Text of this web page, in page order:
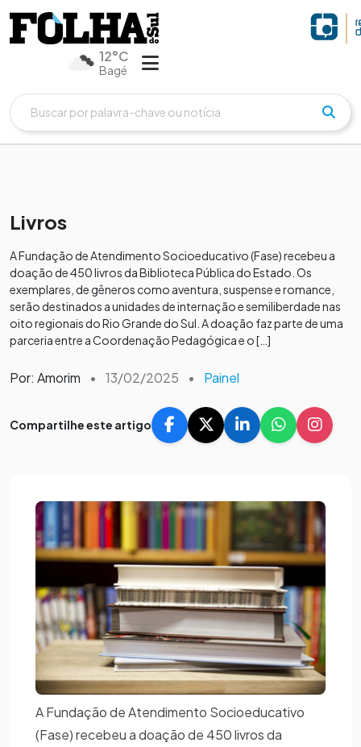
12°C
Bagé
Livros
A Fundação de Atendimento Socioeducativo (Fase) recebeu a
doação de 450 livros da Biblioteca Pública do Estado. Os
exemplares, de gêneros como aventura, suspense e romance,
serão destinados a unidades de internação e semiliberdade nas
oito regionais do Rio Grande do Sul. A doação faz parte de uma
parceria entre a Coordenação Pedagógica e o […]
Por: Amorim • 13/02/2025 • Painel
Compartilhe este artigo
A Fundação de Atendimento Socioeducativo
(Fase) recebeu a doação de 450 livros da